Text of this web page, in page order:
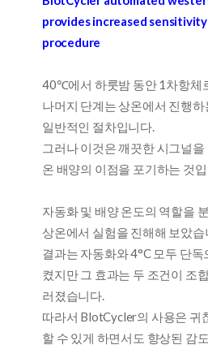
provides increased
procedure
40℃에서 하룻밤 동안 1차항체
나머지 단계는 상온에서 진행
일반적인 절차입니다.
그러나 이것은 깨끗한 시그널을
온 배양의 이점을 포기하는 것
자동화 및 배양 온도의 역할을
상온에서 실험을 진해해 보았습
결과는 자동화와 4°C 모두 단
켰지만 그 효과는 두 조건이 조
러졌습니다.
따라서 BlotCycler의 사용은 귀
할 수 있게 하면서도 향상된 감